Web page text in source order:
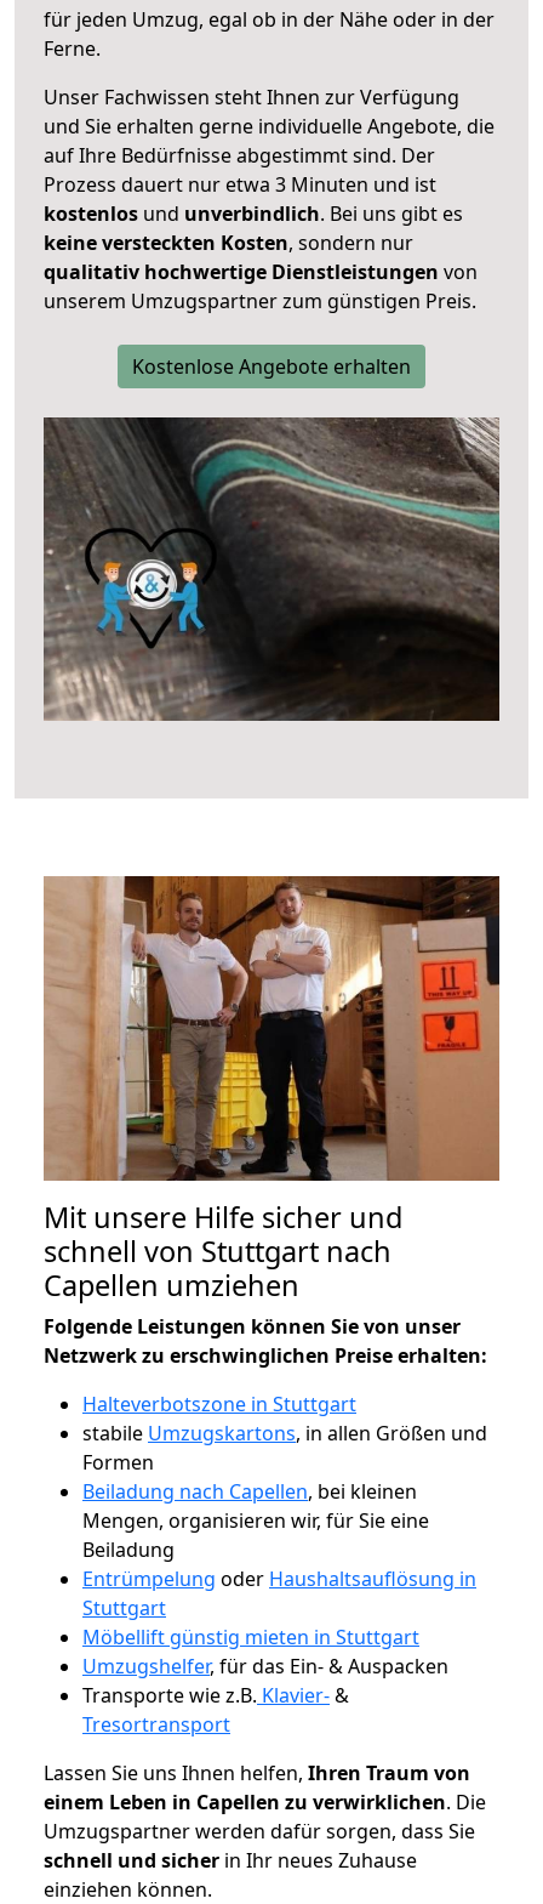
für jeden Umzug, egal ob in der Nähe oder in der
Ferne.
Unser Fachwissen steht Ihnen zur Verfügung
und Sie erhalten gerne individuelle Angebote, die
auf Ihre Bedürfnisse abgestimmt sind. Der
Prozess dauert nur etwa 3 Minuten und ist
kostenlos und unverbindlich. Bei uns gibt es
keine versteckten Kosten, sondern nur
qualitativ hochwertige Dienstleistungen von
unserem Umzugspartner zum günstigen Preis.
Kostenlose Angebote erhalten
Mit unsere Hilfe sicher und
schnell von Stuttgart nach
Capellen umziehen
Folgende Leistungen können Sie von unser
Netzwerk zu erschwinglichen Preise erhalten:
Halteverbotszone in Stuttgart
stabile Umzugskartons, in allen Größen und
Formen
Beiladung nach Capellen, bei kleinen
Mengen, organisieren wir, für Sie eine
Beiladung
Entrümpelung oder Haushaltsauflösung in
Stuttgart
Möbellift günstig mieten in Stuttgart
Umzugshelfer, für das Ein- & Auspacken
Transporte wie z.B. Klavier-&
Tresortransport
Lassen Sie uns Ihnen helfen, Ihren Traum von
einem Leben in Capellen zu verwirklichen. Die
Umzugspartner werden dafür sorgen, dass Sie
schnell und sicher in Ihr neues Zuhause
einziehen können.